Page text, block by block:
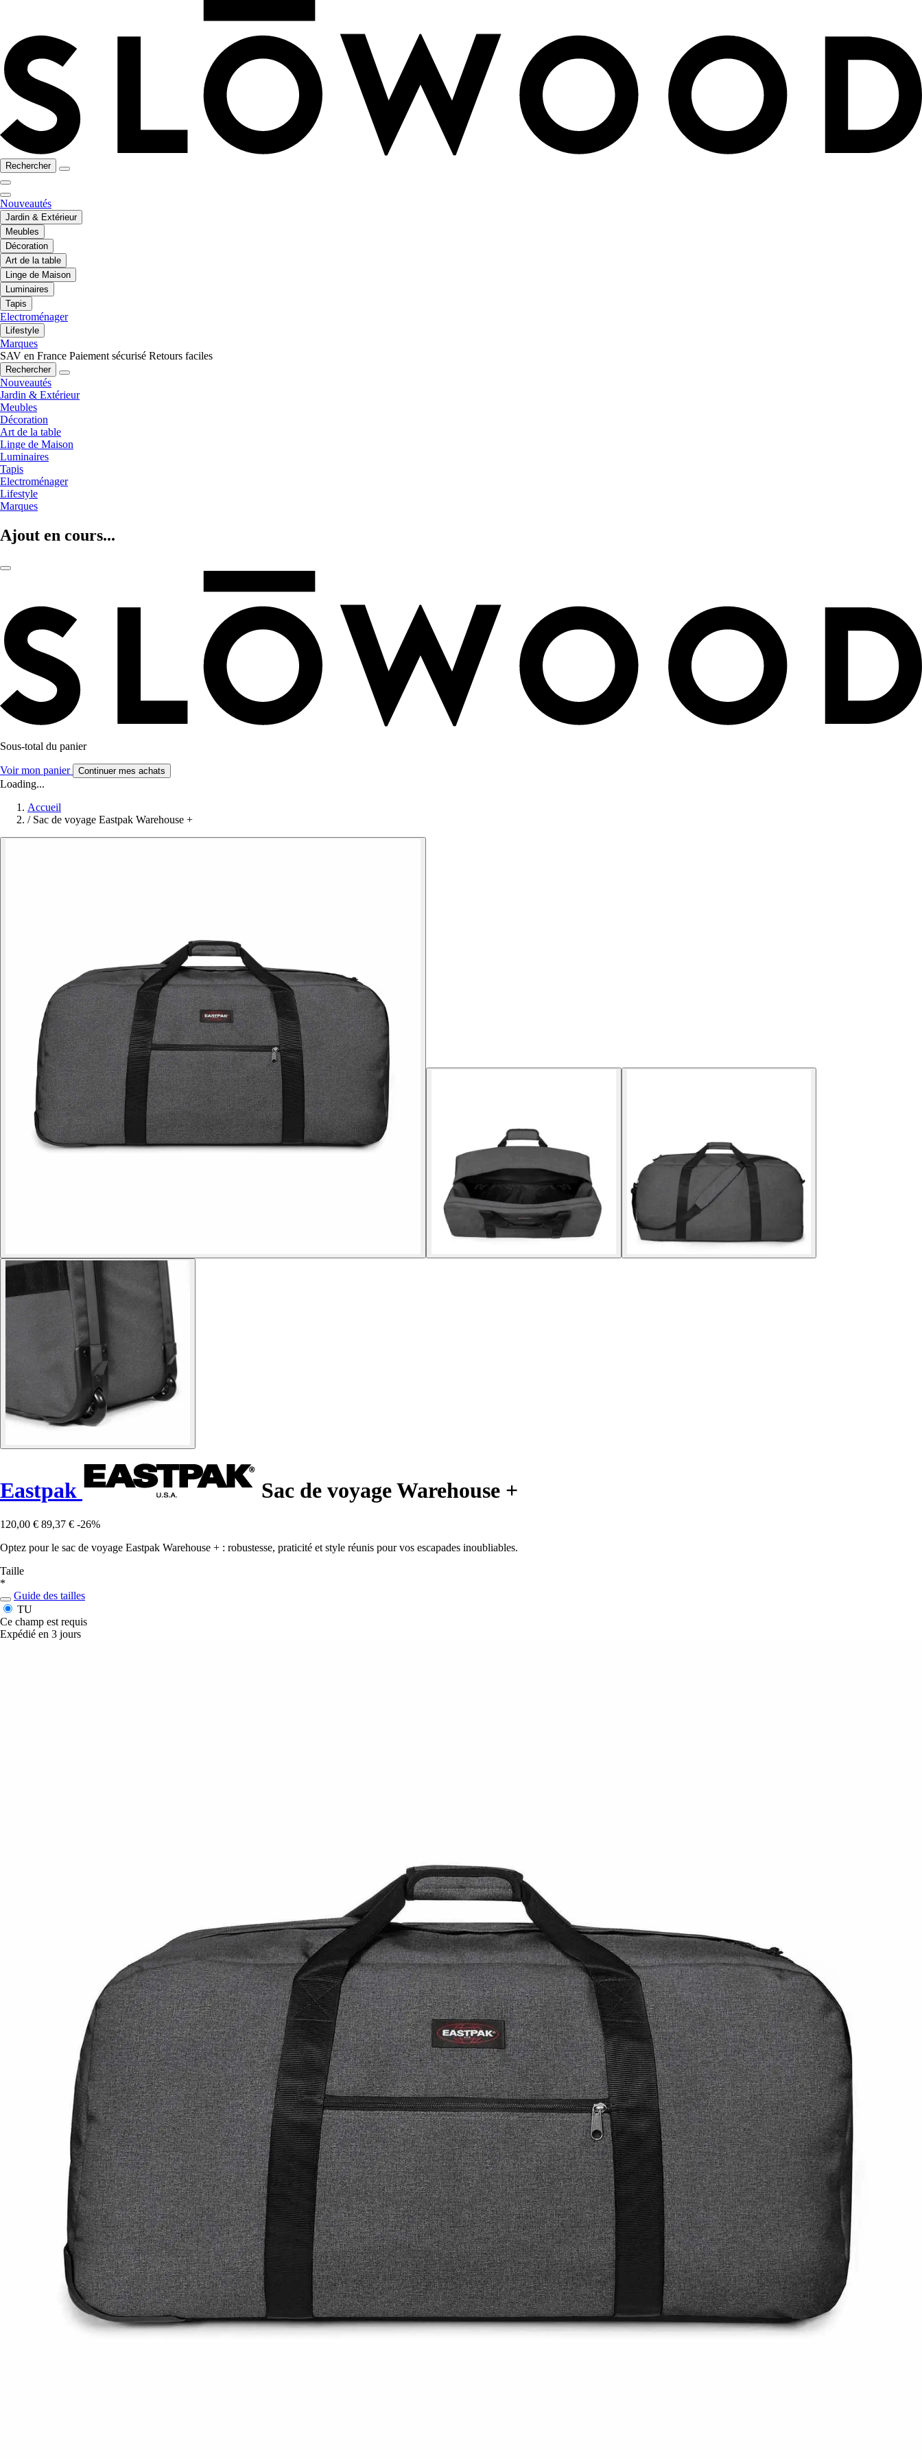
Rechercher
Nouveautés
Jardin & Extérieur
Meubles
Décoration
Art de la table
Linge de Maison
Luminaires
Tapis
Electroménager
Lifestyle
Marques
SAV en France Paiement sécurisé Retours faciles
Rechercher
Nouveautés
Jardin & Extérieur
Meubles
Décoration
Art de la table
Linge de Maison
Luminaires
Tapis
Electroménager
Lifestyle
Marques
Ajout en cours...
Sous-total du panier
Voir mon panier Continuer mes achats
Loading...
Accueil
/ Sac de voyage Eastpak Warehouse +
Eastpak Sac de voyage Warehouse +
120,00 € 89,37 € -26%
Optez pour le sac de voyage Eastpak Warehouse + : robustesse, praticité et style réunis pour vos escapades inoubliables.
Taille
*
Guide des tailles
TU
Ce champ est requis
Expédié en 3 jours